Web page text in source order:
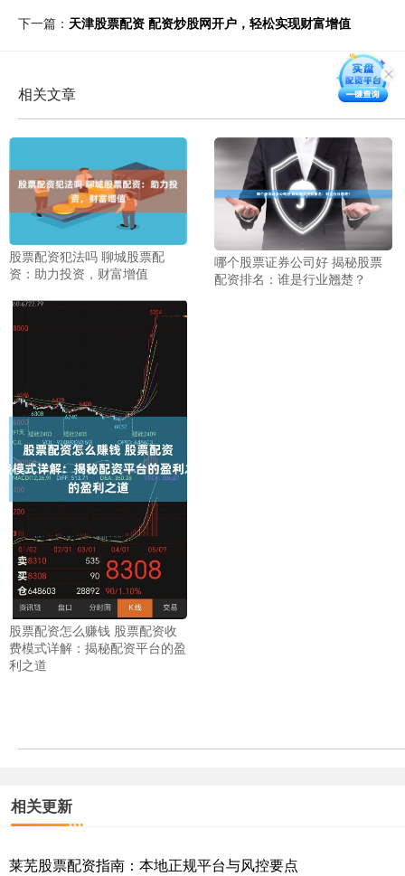
下一篇： 天津股票配资 配资炒股网开户，轻松实现财富增值
相关文章
股票配资犯法吗 聊城股票配
资：助力投资，财富增值
哪个股票证券公司好 揭秘股票
配资排名：谁是行业翘楚？
股票配资怎么赚钱 股票配资收
费模式详解：揭秘配资平台的盈
利之道
相关更新
莱芜股票配资指南：本地正规平台与风控要点